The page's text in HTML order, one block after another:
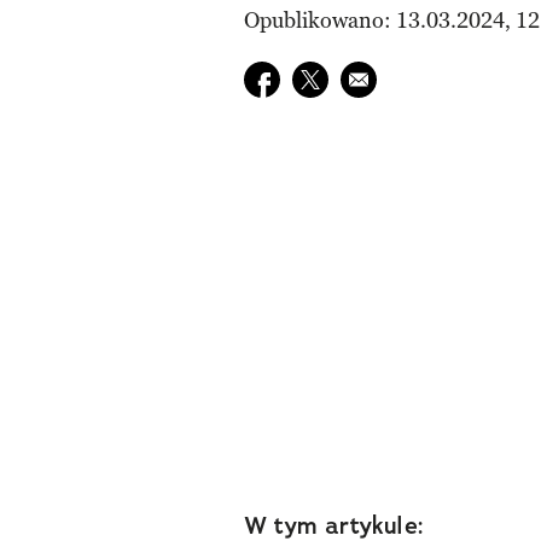
Opublikowano: 13.03.2024,
Udostępnij na facebook
Udostępnij na twitter
E-mail do przyjaciela
W tym artykule: